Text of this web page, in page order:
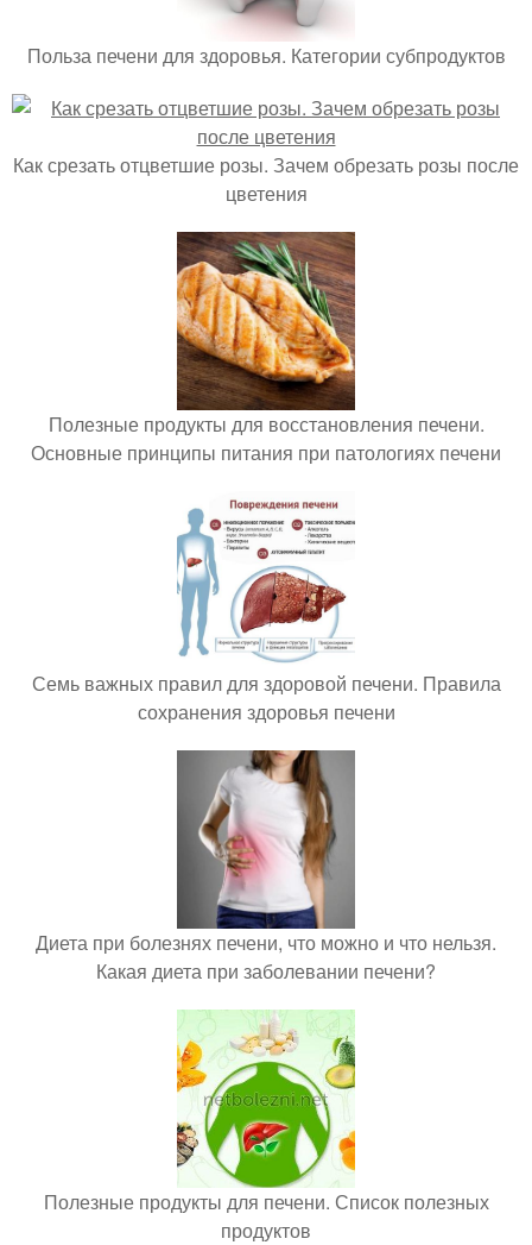
Польза печени для здоровья. Категории субпродуктов
Как срезать отцветшие розы. Зачем обрезать розы после
цветения
Полезные продукты для восстановления печени.
Основные принципы питания при патологиях печени
Семь важных правил для здоровой печени. Правила
сохранения здоровья печени
Диета при болезнях печени, что можно и что нельзя.
Какая диета при заболевании печени?
Полезные продукты для печени. Список полезных
продуктов